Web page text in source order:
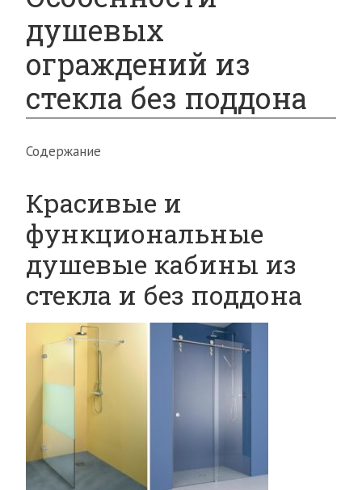
душевых
ограждений из
стекла без поддона
Содержание
Красивые и
функциональные
душевые кабины из
стекла и без поддона